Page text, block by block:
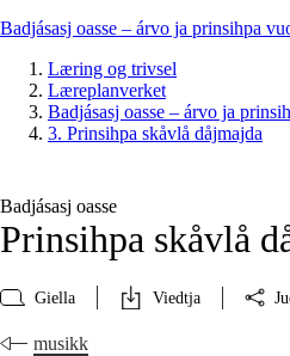
Badjásasj oasse – árvo ja prinsihpa
Læring og trivsel
Læreplanverket
Badjásasj oasse – árvo ja
3. Prinsihpa skåvlå dåjmajda
Badjásasj oasse
Prinsihpa skåvlå
Giella Viedtja
musikk